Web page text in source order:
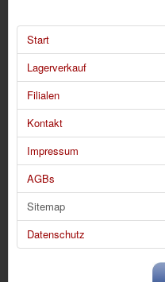
Start
Lagerverkauf
Filialen
Kontakt
Impressum
AGBs
Sitemap
Datenschutz